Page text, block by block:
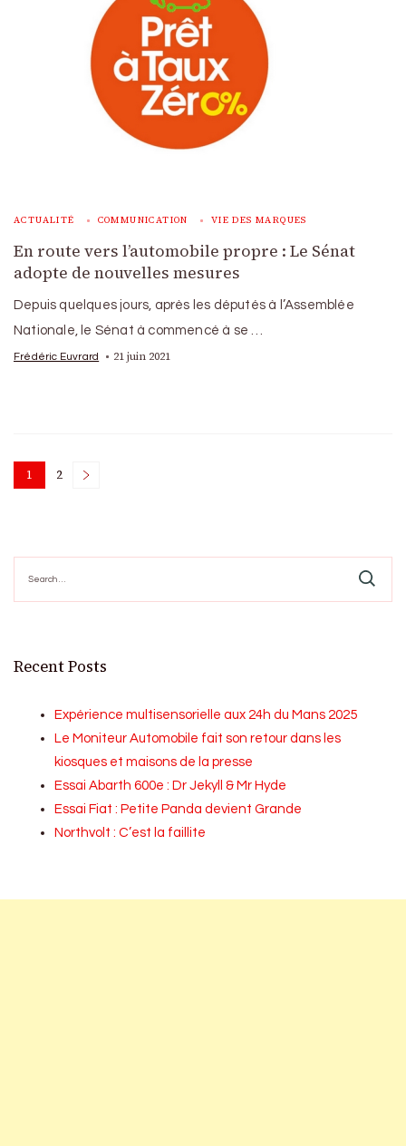
ACTUALITÉ COMMUNICATION VIE DES MARQUES
En route vers l’automobile propre : Le Sénat
adopte de nouvelles mesures
Depuis quelques jours, après les députés à l’Assemblée
Nationale, le Sénat à commencé à se …
Frédéric Euvrard 21 juin 2021
Posts
Page
1 Page
2
for:
Recent Posts
Expérience multisensorielle aux 24h du Mans 2025
Le Moniteur Automobile fait son retour dans les
kiosques et maisons de la presse
Essai Abarth 600e : Dr Jekyll & Mr Hyde
Essai Fiat : Petite Panda devient Grande
Northvolt : C’est la faillite